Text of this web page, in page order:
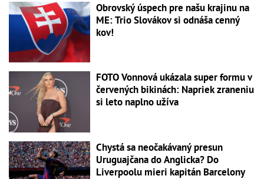
Obrovský úspech pre našu krajinu na
ME: Trio Slovákov si odnáša cenný
kov!
FOTO Vonnová ukázala super formu v
červených bikinách: Napriek zraneniu
si leto naplno užíva
Chystá sa neočakávaný presun
Uruguajčana do Anglicka? Do
Liverpoolu mieri kapitán Barcelony